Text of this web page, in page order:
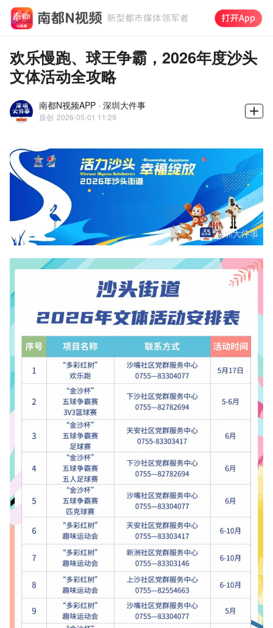
欢乐慢跑、球王争霸，2026年度沙头
文体活动全攻略
南都N视频APP · 深圳大件事
原创 2026-05-01 11:29